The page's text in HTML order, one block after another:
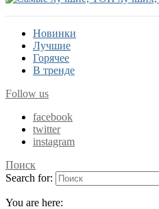
Новинки
Лучшие
Горячее
В тренде
Follow us
facebook
twitter
instagram
Поиск
Search for:
You are here: